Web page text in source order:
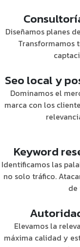
Diseñamos planes
Transformamos
Seo local y
Dominamos el
marca con los
Keyword
Identificamos las
no solo tráfico.
de
Elevamos la
máxima calidad y